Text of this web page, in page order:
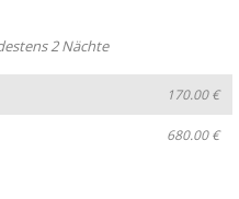
2 Nächte
170.00 €
680.00 €